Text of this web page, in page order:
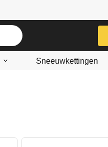
Sneeuwkettingen